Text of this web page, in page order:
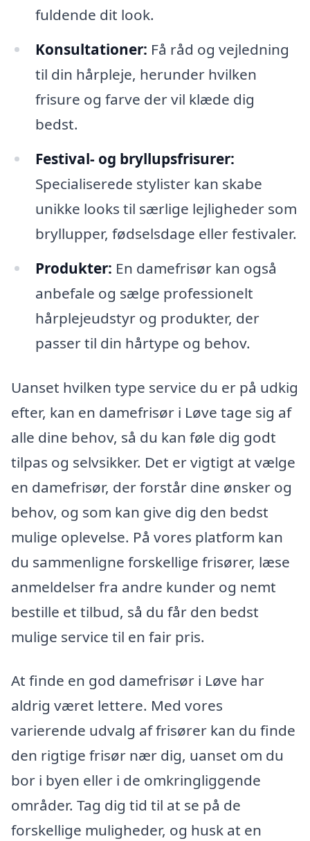
fuldende dit look.
Konsultationer: Få råd og vejledning
til din hårpleje, herunder hvilken
frisure og farve der vil klæde dig
bedst.
Festival- og bryllupsfrisurer:
Specialiserede stylister kan skabe
unikke looks til særlige lejligheder som
bryllupper, fødselsdage eller festivaler.
Produkter: En damefrisør kan også
anbefale og sælge professionelt
hårplejeudstyr og produkter, der
passer til din hårtype og behov.
Uanset hvilken type service du er på udkig
efter, kan en damefrisør i Løve tage sig af
alle dine behov, så du kan føle dig godt
tilpas og selvsikker. Det er vigtigt at vælge
en damefrisør, der forstår dine ønsker og
behov, og som kan give dig den bedst
mulige oplevelse. På vores platform kan
du sammenligne forskellige frisører, læse
anmeldelser fra andre kunder og nemt
bestille et tilbud, så du får den bedst
mulige service til en fair pris.
At finde en god damefrisør i Løve har
aldrig været lettere. Med vores
varierende udvalg af frisører kan du finde
den rigtige frisør nær dig, uanset om du
bor i byen eller i de omkringliggende
områder. Tag dig tid til at se på de
forskellige muligheder, og husk at en